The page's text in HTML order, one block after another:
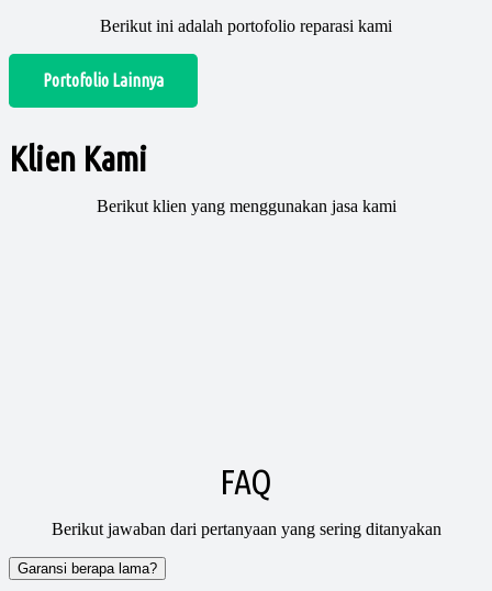
Berikut ini adalah portofolio reparasi kami
Portofolio Lainnya
Klien Kami
Berikut klien yang menggunakan jasa kami
FAQ
Berikut jawaban dari pertanyaan yang sering ditanyakan
Garansi berapa lama?